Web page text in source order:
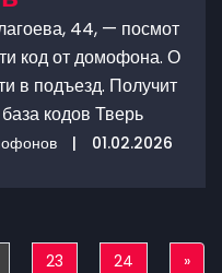
44, — посмот
код от домофона. О
в подъезд. Получит
кодов Тверь
| 01.02.2026
23 24 »